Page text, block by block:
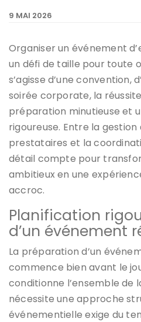
9 MAI 2026
Organiser un événement
un défi de taille pour toute
s’agisse d’une convention,
soirée corporate, la
préparation minutieuse et
rigoureuse. Entre la
prestataires et la
détail compte pour
ambitieux en une
accroc.
Planification
d’un événement
La préparation d’un
commence bien avant le
conditionne l’ensemble de
nécessite une approche
événementielle exige du